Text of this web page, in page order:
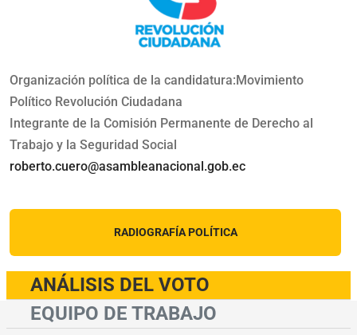
Organización política de la candidatura:Movimiento
Político Revolución Ciudadana
Integrante de la Comisión Permanente de Derecho al
Trabajo y la Seguridad Social
roberto.cuero@asambleanacional.gob.ec
RADIOGRAFÍA POLÍTICA
ANÁLISIS DEL VOTO
EQUIPO DE TRABAJO